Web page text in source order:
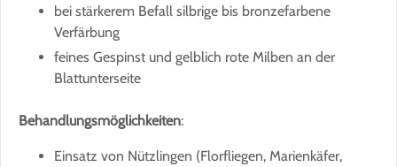
bei stärkerem Befall silbrige bis bronzefarbene
Verfärbung
feines Gespinst und gelblich rote Milben an der
Blattunterseite
Behandlungsmöglichkeiten:
Einsatz von Nützlingen (Florfliegen, Marienkäfer,